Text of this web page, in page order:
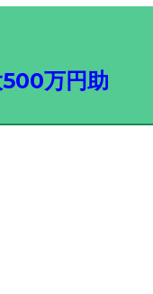
万円助